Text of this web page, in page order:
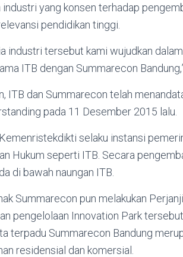
yang konsen terhadap
pendidikan tinggi.
industri tersebut kami wujudkan dalam
ITB dengan Summarecon
ITB dan Summarecon telah
pada 11 Desember 2015 lalu.
selaku instansi
Hukum seperti ITB. Secara
di bawah naungan ITB.
Summarecon pun melakukan
pengelolaan Innovation Park
terpadu Summarecon Bandung
residensial dan komersial.